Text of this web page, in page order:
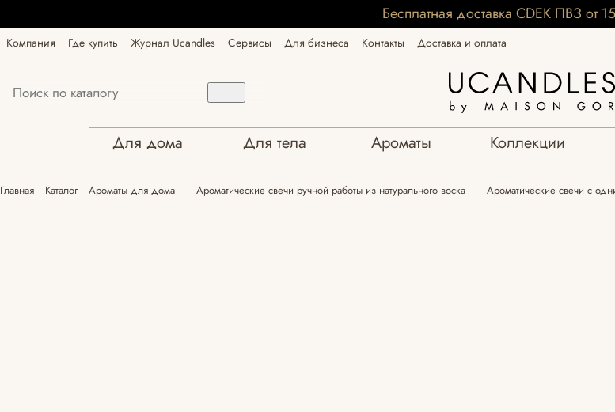
Бесплатная доставка CDEK ПВЗ от
Компания Где купить Журнал Ucandles Сервисы Для бизнеса Контакты Доставка и оплата
Для дома Для тела Ароматы Коллекции
Главная Каталог Ароматы для дома Ароматические свечи ручной работы из натурального воска Ароматические свечи с